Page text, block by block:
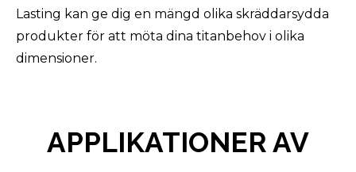
Lasting kan ge dig en mängd olika skräddarsydda
produkter för att möta dina titanbehov i olika
dimensioner.
APPLIKATIONER AV